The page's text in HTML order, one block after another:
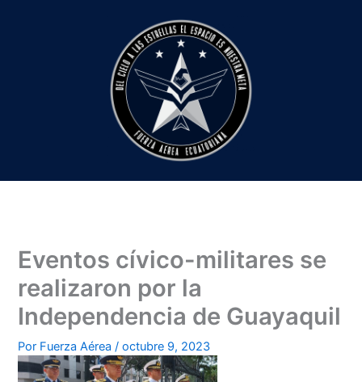
Eventos cívico-militares se
realizaron por la
Independencia de Guayaquil
Por Fuerza Aérea/octubre 9, 2023